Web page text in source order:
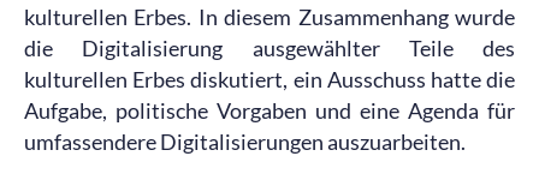
kulturellen Erbes. In diesem Zusammenhang wurde
die Digitalisierung ausgewählter Teile des
kulturellen Erbes diskutiert, ein Ausschuss hatte die
Aufgabe, politische Vorgaben und eine Agenda für
umfassendere Digitalisierungen auszuarbeiten.